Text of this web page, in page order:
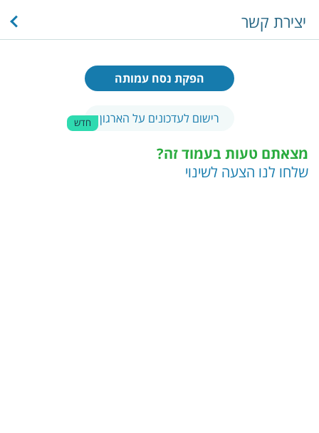
יצירת קשר
הפקת נסח עמותה
רישום לעדכונים על הארגון חדש
מצאתם טעות בעמוד זה?
שלחו לנו הצעה לשינוי